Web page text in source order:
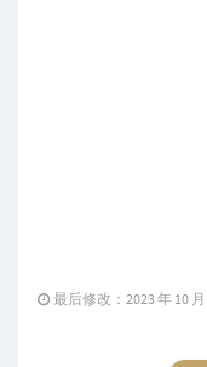
最后修改：2023 年 10 月